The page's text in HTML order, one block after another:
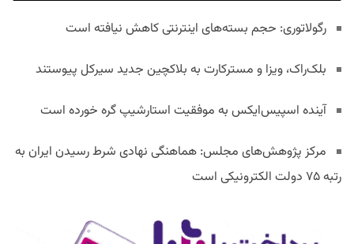
رگولاتوری: حجم بسته‌های اینترنتی کاهش نیافته است
بلک‌راک، ویزا و مسترکارت به بلاکچین جدید سیرکل پیوستند
آینده اسپیس‌ایکس به موفقیت استارشیپ گره خورده است
مرکز پژوهش‌های مجلس: هماهنگی نهادی شرط رسیدن ایران به
رتبه ۷۵ دولت الکترونیکی است